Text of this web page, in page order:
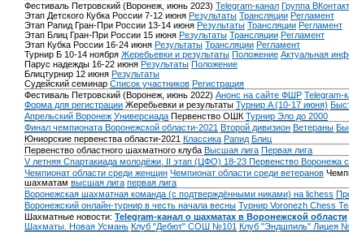
Фестиваль Петровский (Воронеж, июнь 2023) Telegram-канал Группа
Этап Детского Кубка России 7-12 июня Результаты Трансляции Регламент
Этап Рапид Гран-При России 13-14 июня Результаты Трансляции Регламент
Этап Блиц Гран-При России 15 июня Результаты Трансляции Регламент
Этап Кубка России 16-24 июня Результаты Трансляции Регламент
Турнир Б 10-14 ноября Жеребьевки и результаты Положение Актуальная
Парус надежды 16-22 июня Результаты Положение
Блицтурнир 12 июня Результаты
Судейский семинар Список участников Регистрация
Фестиваль Петровский (Воронеж, июнь 2022) Анонс на сайте ФШР Telegram-
Форма для регистрации Жеребьевки и результаты Турнир A (10-17 июня)
Апрельский Воронеж Универсиада Первенство ОШК Турнир Эло до 2000
Финал чемпионата Воронежской области-2021 Второй дивизион Ветераны
Юниорские первенства области-2021 Классика Рапид Блиц
Первенство областного шахматного клуба Высшая лига Первая лига
V летняя Спартакиада молодёжи, II этап (ЦФО) 18-23 Первенство Воронежа
Чемпионат области среди женщин Чемпионат области среди ветеранов
шахматам высшая лига первая лига
Воронежская шахматная команда (с подтверждёнными никами) на lichess
Воронежский онлайн-турнир в честь начала весны Турнир Voronezh Chess
Шахматные новости: Telegram-канал о шахматах в Воронежской области
Шахматы. Новая Усмань Клуб "Дебют" СОШ №101 Клуб "Эндшпиль" Лицея